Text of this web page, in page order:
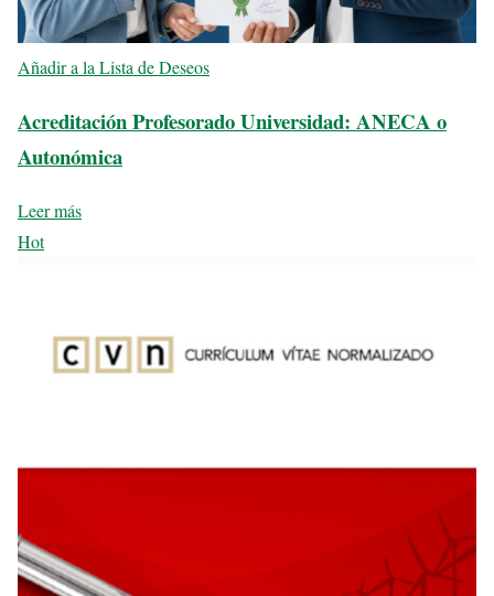
Añadir a la Lista de Deseos
Acreditación Profesorado Universidad: ANECA o
Autonómica
Leer más
Hot